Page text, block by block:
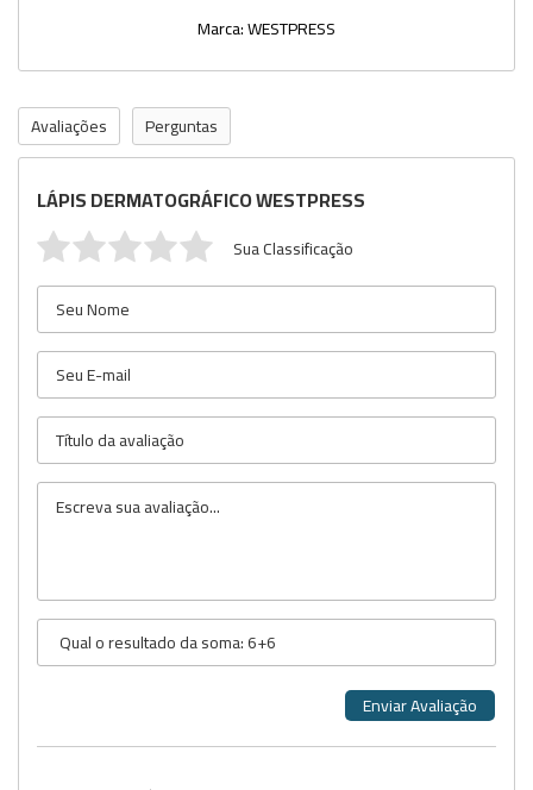
Marca: WESTPRESS
Avaliações Perguntas
LÁPIS DERMATOGRÁFICO WESTPRESS
Sua Classificação